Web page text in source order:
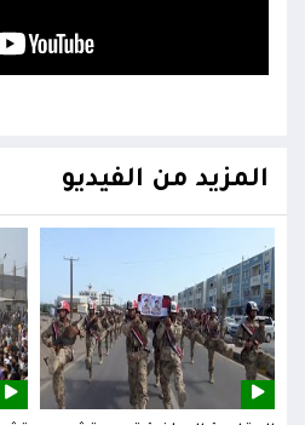
المزيد من الفيديو